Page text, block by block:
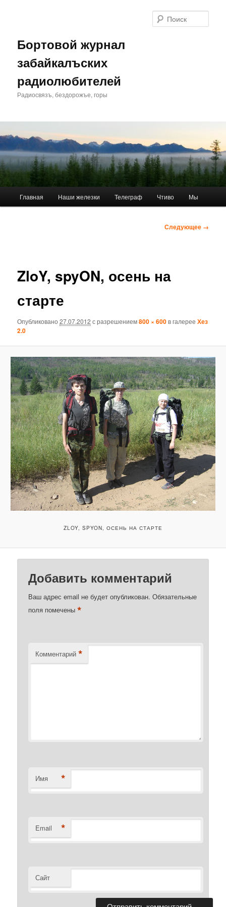
Бортовой журнал
забайкалъских
радиолюбителей
Радиосвязъ, бездорожъе, горы
Главная Наши железки Телеграф Чтиво Мы
Следующее →
ZloY, spyON, осень на
старте
Опубликовано27.07.2012 с разрешением800 × 600в галерееХез
2.0
ZLOY, SPYON, ОСЕНЬ НА СТАРТЕ
Добавить комментарий
Ваш адрес email не будет опубликован. Обязательные
поля помечены*
Комментарий *
Имя *
Email *
Сайт